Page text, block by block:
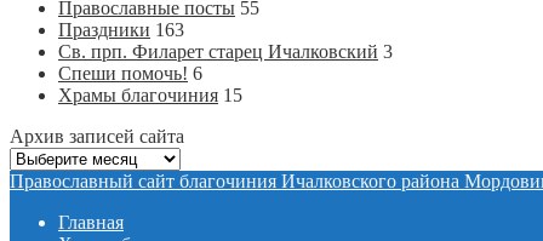
Православные посты 55
Праздники 163
Св. прп. Филарет старец Ичалковский 3
Спеши помочь! 6
Храмы благочиния 15
Архив записей сайта
Архив
записей
Православный сайт благочиния Ичалковского района
Главная